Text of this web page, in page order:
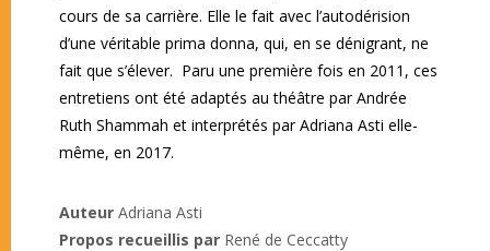
cours de sa carrière. Elle le fait avec l’autodérision
d’une véritable prima donna, qui, en se dénigrant, ne
fait que s’élever. Paru une première fois en 2011, ces
entretiens ont été adaptés au théâtre par Andrée
Ruth Shammah et interprétés par Adriana Asti elle-
même, en 2017.
AuteurAdriana Asti
Propos recueillis parRené de Ceccatty